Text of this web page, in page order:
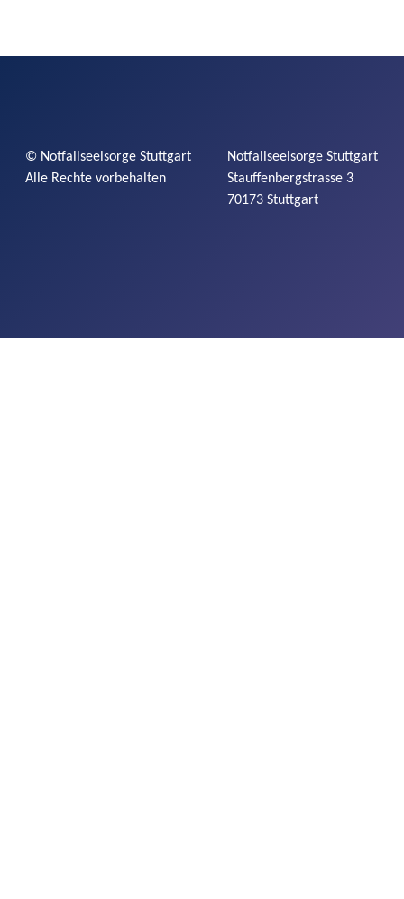
© Notfallseelsorge Stuttgart
Alle Rechte vorbehalten
Notfallseelsorge Stuttgart
Stauffenbergstrasse 3
70173 Stuttgart